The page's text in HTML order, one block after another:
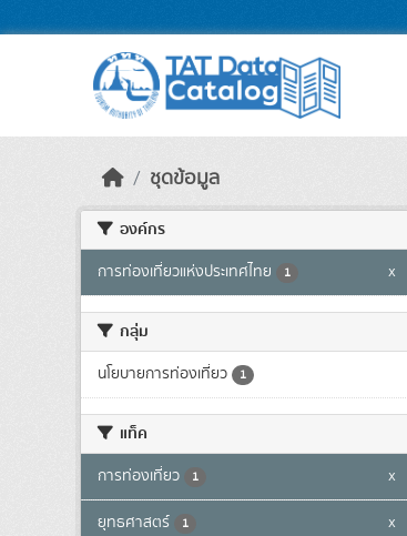
ชุดข้อมูล
องค์กร
การท่องเที่ยวแห่งประเทศไทย 1 x
กลุ่ม
นโยบายการท่องเที่ยว 1
แท็ค
การท่องเที่ยว 1 x
ยุทธศาสตร์ 1 x